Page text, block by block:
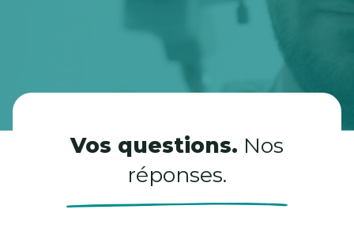
Vos questions. Nos
réponses.